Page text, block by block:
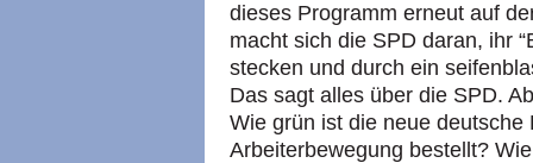
dieses Programm erneut auf
macht sich die SPD daran, ihr
stecken und durch ein
Das sagt alles über die SPD.
Wie grün ist die neue
Arbeiterbewegung bestellt?